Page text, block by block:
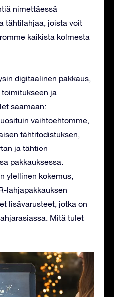
nimettäessä
tähtilahjaa, joista voit
kaikista kolmesta
digitaalinen pakkaus,
ja
saamaan:
vaihtoehtomme,
tähtitodistuksen,
ja tähtien
pakkauksessa.
ylellinen kokemus,
lahjapakkauksen
lisävarusteet, jotka on
Mitä tulet